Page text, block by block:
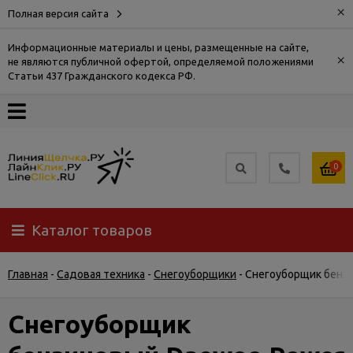
Полная версия сайта ×
Информационные материалы и цены, размещенные на сайте,
не являются публичной офертой, определяемой положениями
Статьи 437 Гражданского кодекса РФ.
×
О
Доставка
Самовывоз
Гарантия
возврат
0
Каталог товаров
Главная - Садовая техника - Снегоуборщики - Снегоуборщик
Снегоуборщик